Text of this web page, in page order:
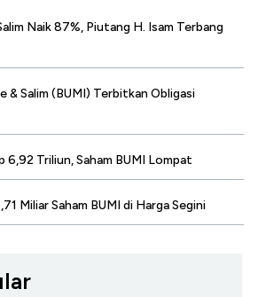
Naik 87%, Piutang H. Isam Terbang
& Salim (BUMI) Terbitkan Obligasi
6,92 Triliun, Saham BUMI Lompat
Miliar Saham BUMI di Harga Segini